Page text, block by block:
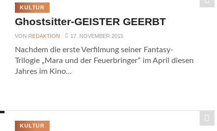
KULTUR
Ghostsitter-GEISTER GEERBT
VON REDAKTION 17. NOVEMBER 2015
Nachdem die erste Verfilmung seiner Fantasy-
Trilogie „Mara und der Feuerbringer“ im April diesen
Jahres im Kino...
KULTUR